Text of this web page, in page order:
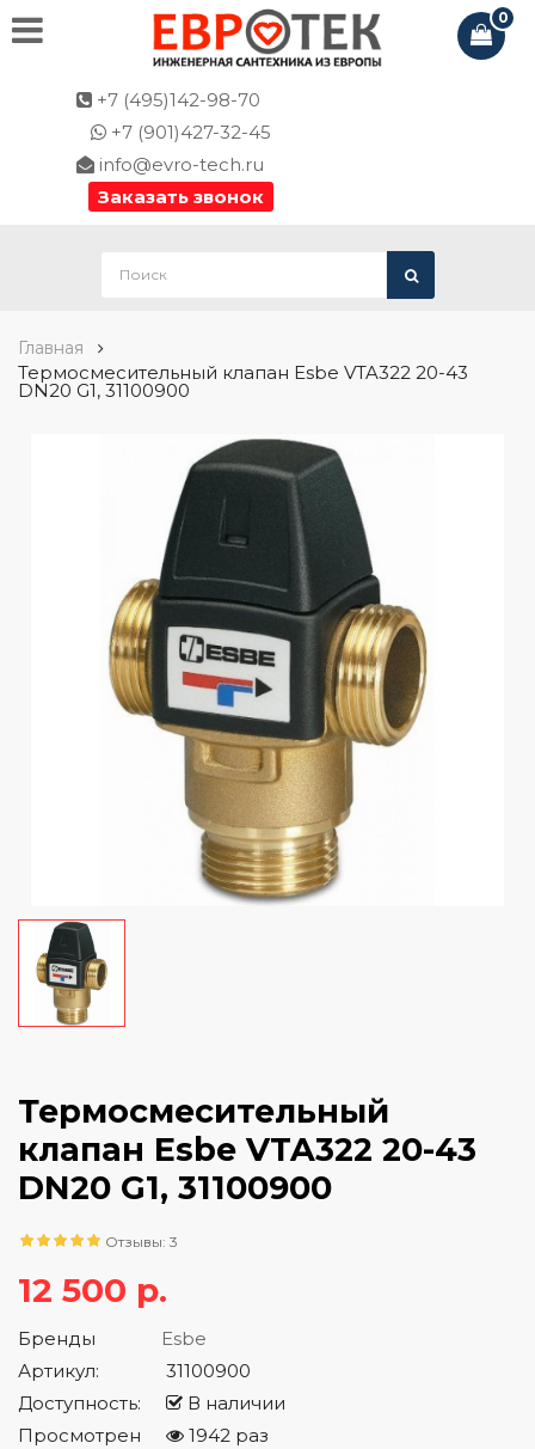
+7 (495)142-98-70
+7 (901)427-32-45
info@evro-tech.ru
Заказать звонок
0
Главная
Термосмесительный клапан Esbe VTA322 20-43
DN20 G1, 31100900
Термосмесительный
клапан Esbe VTA322 20-43
DN20 G1, 31100900
Отзывы: 3
12 500 р.
Бренды
Esbe
Артикул:
31100900
Доступность:
В наличии
Просмотрен
1942 раз